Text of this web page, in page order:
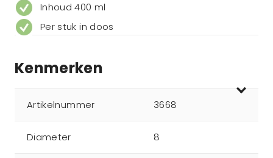
Inhoud 400 ml
Per stuk in doos
Kenmerken
Artikelnummer 3668
Diameter 8